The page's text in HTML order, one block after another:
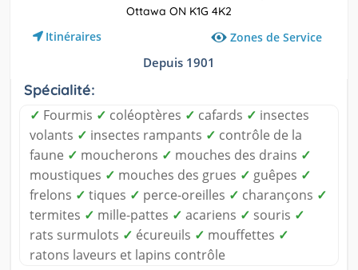
Ottawa ON K1G 4K2
Itinéraires Zones de Service
Depuis 1901
Spécialité:
✓ Fourmis ✓ coléoptères ✓ cafards ✓ insectes
volants ✓ insectes rampants ✓ contrôle de la
faune ✓ moucherons ✓ mouches des drains ✓
moustiques ✓ mouches des grues ✓ guêpes ✓
frelons ✓ tiques ✓ perce-oreilles ✓ charançons ✓
termites ✓ mille-pattes ✓ acariens ✓ souris ✓
rats surmulots ✓ écureuils ✓ mouffettes ✓
ratons laveurs et lapins contrôle